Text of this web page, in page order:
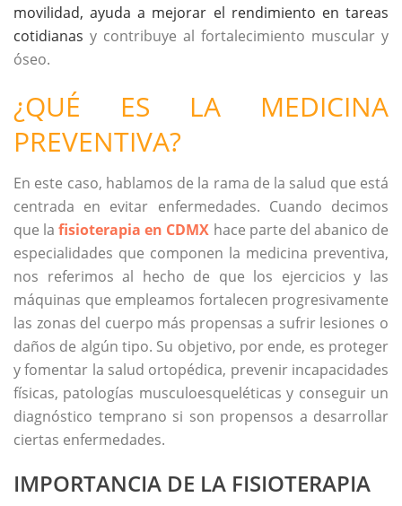
movilidad, ayuda a mejorar el rendimiento en tareas
cotidianas y contribuye al fortalecimiento muscular y
óseo.
¿QUÉ ES LA MEDICINA
PREVENTIVA?
En este caso, hablamos de la rama de la salud que está
centrada en evitar enfermedades. Cuando decimos
que lafisioterapia en CDMX hace parte del abanico de
especialidades que componen la medicina preventiva,
nos referimos al hecho de que los ejercicios y las
máquinas que empleamos fortalecen progresivamente
las zonas del cuerpo más propensas a sufrir lesiones o
daños de algún tipo. Su objetivo, por ende, es proteger
y fomentar la salud ortopédica, prevenir incapacidades
físicas, patologías musculoesqueléticas y conseguir un
diagnóstico temprano si son propensos a desarrollar
ciertas enfermedades.
IMPORTANCIA DE LA FISIOTERAPIA